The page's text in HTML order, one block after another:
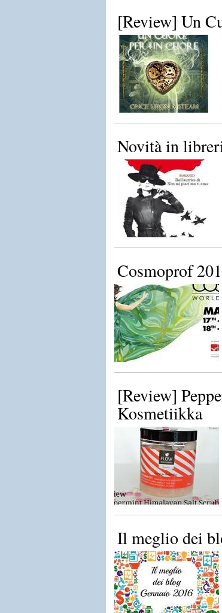
[Review] Un
Novità in
Cosmoprof
[Review]
Kosmetiikka
Il meglio dei